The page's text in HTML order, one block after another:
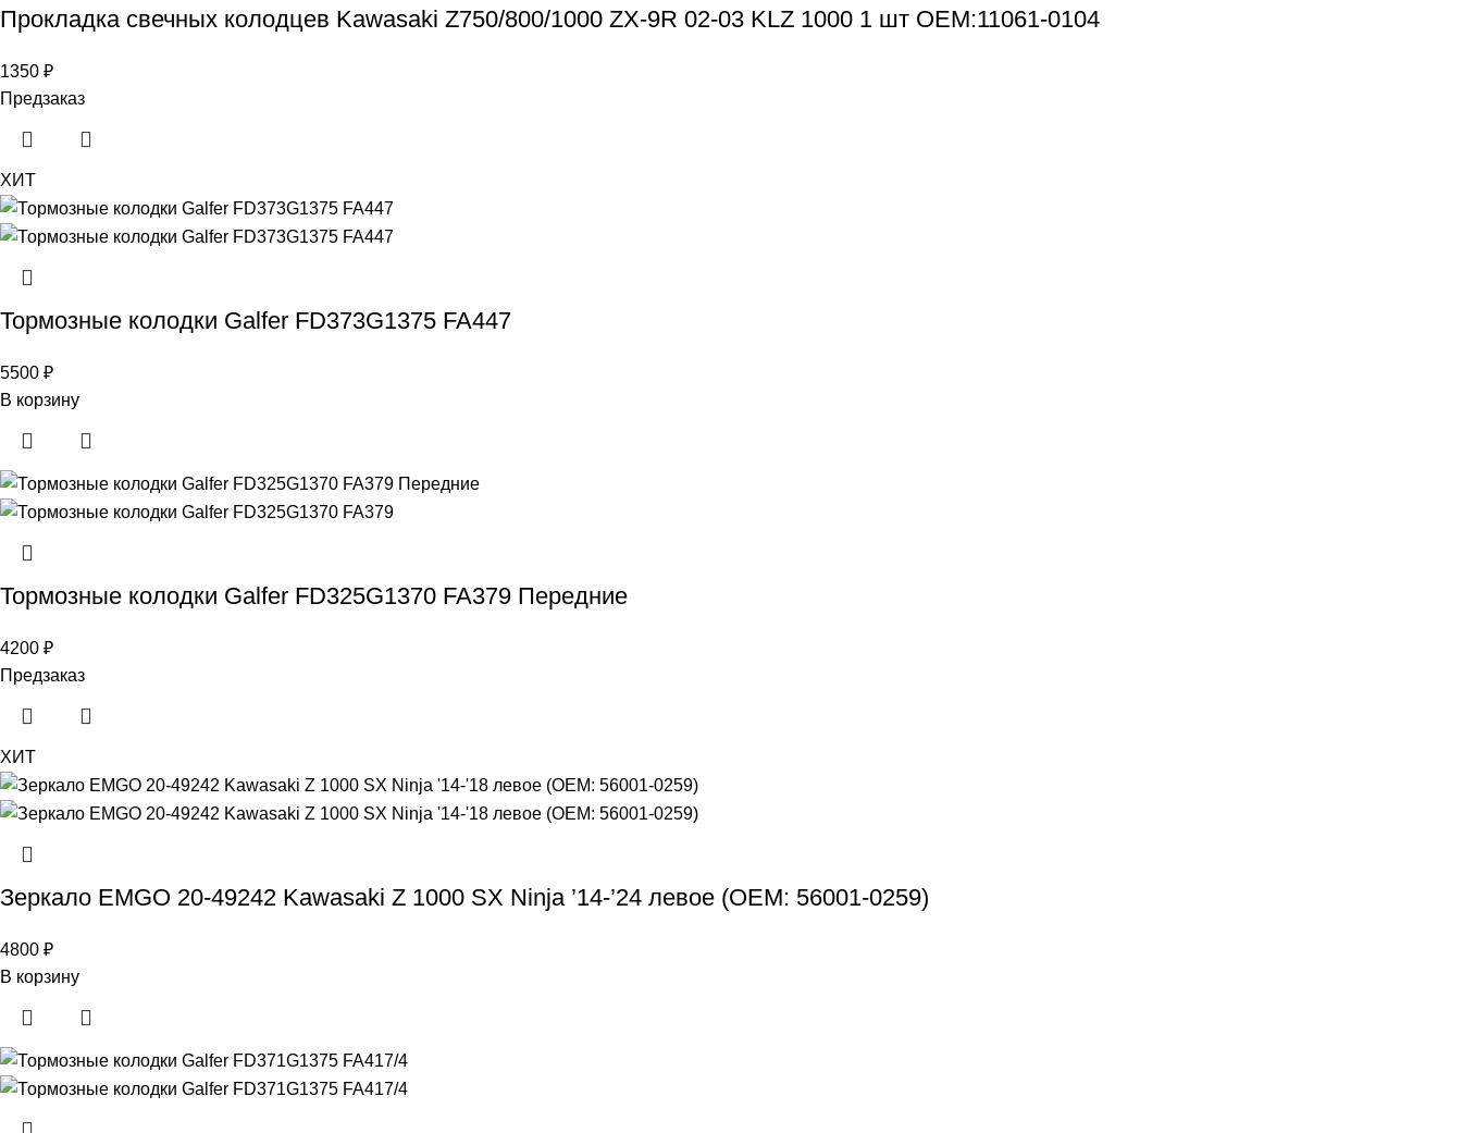
Прокладка свечных колодцев Kawasaki Z750/800/1000 ZX-9R 02-03 KLZ 1000 1 шт OEM:11061-0104
1350 ₽
Предзаказ
ХИТ
Тормозные колодки Galfer FD373G1375 FA447
5500 ₽
В корзину
Тормозные колодки Galfer FD325G1370 FA379 Передние
4200 ₽
Предзаказ
ХИТ
Зеркало EMGO 20-49242 Kawasaki Z 1000 SX Ninja ’14-’24 левое (OEM: 56001-0259)
4800 ₽
В корзину